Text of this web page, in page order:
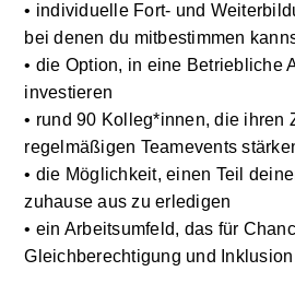
• individuelle Fort- und
bei denen du mitbestimmen
• die Option, in eine Betriebliche
investieren
• rund 90 Kolleg*innen, die ihren
regelmäßigen Teamevents
• die Möglichkeit, einen Teil
zuhause aus zu erledigen
• ein Arbeitsumfeld, das für
Gleichberechtigung und